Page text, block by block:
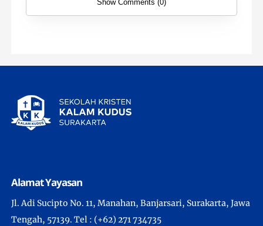
Show Comments (0)
Alamat Yayasan
Jl. Adi Sucipto No. 11, Manahan, Banjarsari, Surakarta, Jawa
Tengah, 57139. Tel : (+62) 271 734735